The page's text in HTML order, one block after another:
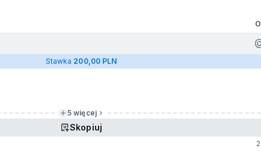
Stawka 200,00 PLN
5 więcej
Skopiuj